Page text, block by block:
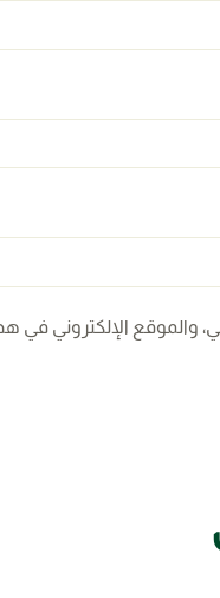
والموقع الإلكتروني في